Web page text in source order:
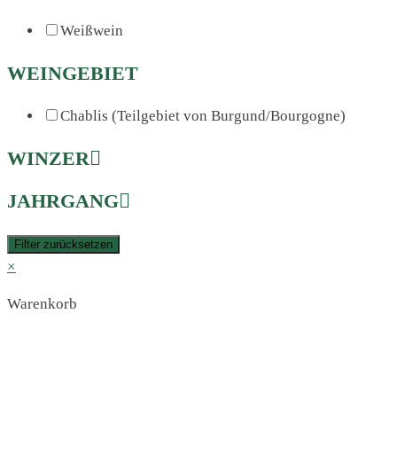
Weißwein
WEINGEBIET
Chablis (Teilgebiet von Burgund/Bourgogne)
WINZER
JAHRGANG
Filter zurücksetzen
×
Warenkorb